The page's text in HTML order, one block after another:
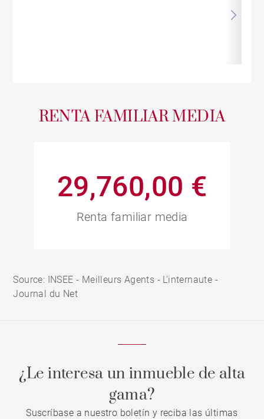
RENTA FAMILIAR MEDIA
29,760,00 €
Renta familiar media
Source: INSEE - Meilleurs Agents - L'internaute -
Journal du Net
¿Le interesa un inmueble de alta
gama?
Suscríbase a nuestro boletín y reciba las últimas